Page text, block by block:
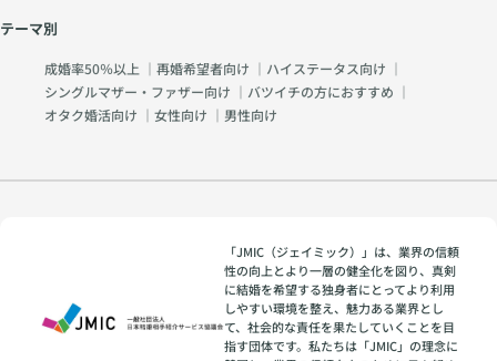
テーマ別
成婚率50％以上 ｜ 再婚希望者向け ｜ ハイステータス向け ｜
シングルマザー・ファザー向け ｜ バツイチの方におすすめ ｜
オタク婚活向け ｜ 女性向け ｜ 男性向け
「JMIC（ジェイミック）」は、業界の信頼
性の向上とより一層の健全化を図り、真剣
に結婚を希望する独身者にとってより利用
しやすい環境を整え、魅力ある業界とし
て、社会的な責任を果たしていくことを目
指す団体です。私たちは「JMIC」の理念に